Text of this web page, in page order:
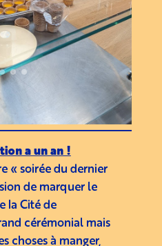
a un an !
« soirée du dernier
de marquer le
la Cité de
cérémonial mais
choses à manger,